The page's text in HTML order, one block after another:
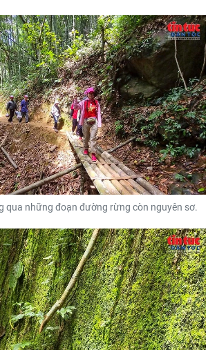
qua những đoạn đường rừng còn nguyên sơ.